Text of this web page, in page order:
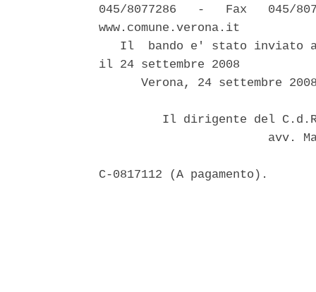
045/8077286   -   Fax   045/
www.comune.verona.it
Il  bando e' stato inviato
il 24 settembre 2008
Verona, 24 settembre
Il dirigente del
avv.